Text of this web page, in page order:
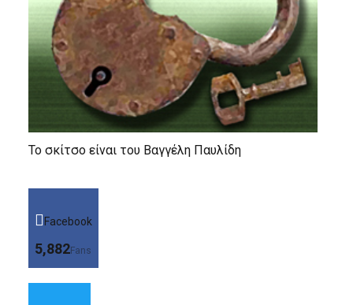
Το σκίτσο είναι του Βαγγέλη Παυλίδη
Facebook
5,882Fans